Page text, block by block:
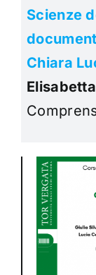
Scienze
Chiara